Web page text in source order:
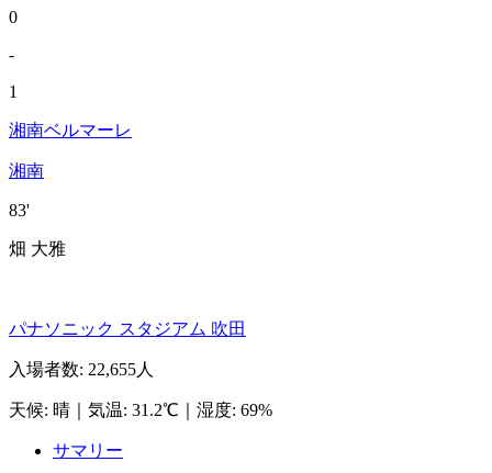
0
-
1
湘南ベルマーレ
湘南
83'
畑 大雅
パナソニック スタジアム 吹田
入場者数: 22,655人
天候: 晴 気温: 31.2℃ 湿度: 69%
サマリー